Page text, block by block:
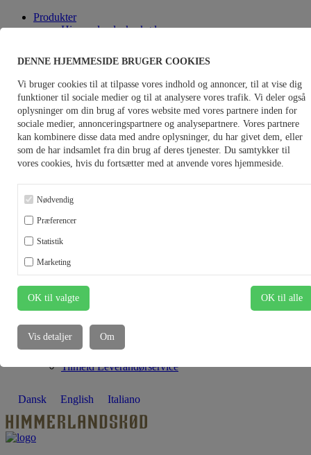
DENNE HJEMMESIDE BRUGER COOKIES
Vi bruger cookies til at tilpasse vores indhold og annoncer, til at vise dig
funktioner til sociale medier og til at analysere vores trafik. Vi deler også
oplysninger om din brug af vores website med vores partnere inden for
sociale medier, annonceringspartnere og analysepartnere. Vores partnere
kan kombinere disse data med andre oplysninger, du har givet dem, eller
som de har indsamlet fra din brug af deres tjenester. Du samtykker til
vores cookies, hvis du fortsætter med at anvende vores hjemmeside.
Nødvendig
Præferencer
Statistik
Marketing
OK til valgte OK til alle
Vis detaljer Om
Produkter
Himmerlandsoksekød
Økologi
Himmeriget
Kildegaarden
Udskæringer
Forhandlere
Kvalitet
Dyrevelfærd
Sporbarhed
Certifikater
Tilmeld dyr
Notering
Markedsinformation
Om os
Historie
Værdier
Kontakt
Nyhedsarkiv
Verdensmål
Tilmeld Leverandørservice
Dansk English Italiano